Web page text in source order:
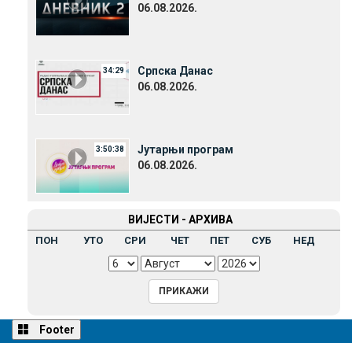
06.08.2026.
34:29
Српска Данас
06.08.2026.
3:50:38
Јутарњи програм
06.08.2026.
ВИЈЕСТИ - АРХИВА
ПОН УТО СРИ ЧЕТ ПЕТ СУБ НЕД
Footer